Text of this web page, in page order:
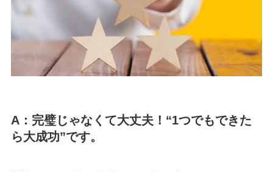
A：完璧じゃなくて大丈夫！“1つでもできた
ら大成功”です。